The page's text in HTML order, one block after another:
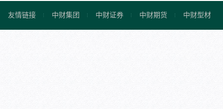
友情链接 中财集团 中财证券 中财期货 中财型材